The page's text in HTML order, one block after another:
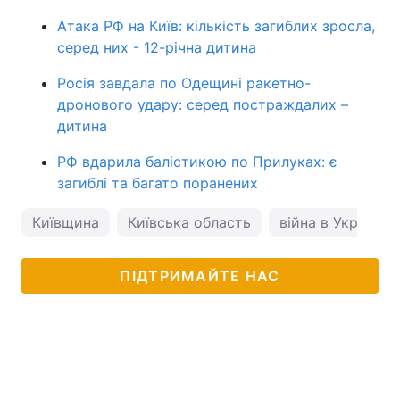
Атака РФ на Київ: кількість загиблих зросла,
серед них - 12-річна дитина
Росія завдала по Одещині ракетно-
дронового удару: серед постраждалих –
дитина
РФ вдарила балістикою по Прилуках: є
загиблі та багато поранених
Київщина Київська область війна в Україні
ПІДТРИМАЙТЕ НАС